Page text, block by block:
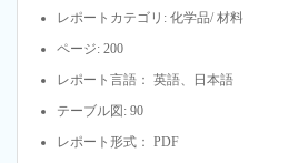
レポートカテゴリ: 化学品/ 材料
ページ: 200
レポート言語： 英語、日本語
テーブル図: 90
レポート形式： PDF